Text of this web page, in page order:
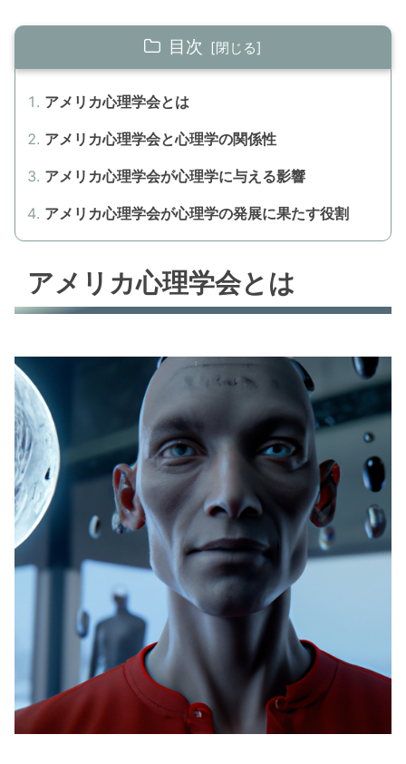
目次
アメリカ心理学会とは
アメリカ心理学会と心理学の関係性
アメリカ心理学会が心理学に与える影響
アメリカ心理学会が心理学の発展に果たす役割
アメリカ心理学会とは